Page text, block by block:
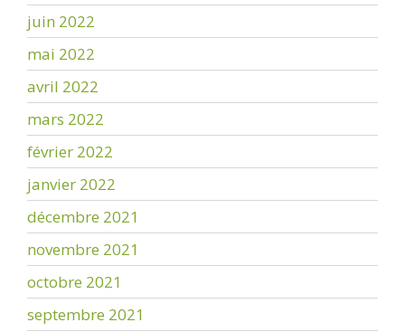
juin 2022
mai 2022
avril 2022
mars 2022
février 2022
janvier 2022
décembre 2021
novembre 2021
octobre 2021
septembre 2021